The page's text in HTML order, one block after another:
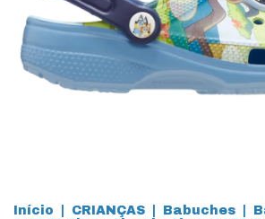
Início CRIANÇAS Babuches